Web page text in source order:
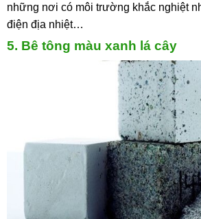
những nơi có môi trường khắc nghiệt
điện địa nhiệt…
5. Bê tông màu xanh lá cây